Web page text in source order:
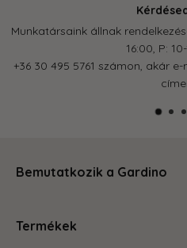
Munkatársaink állnak
16:00, P:
+36 30 495 5761 számon, akár
Bemutatkozik a Gardino
Segítünk, hogy a szobád,
Termékek